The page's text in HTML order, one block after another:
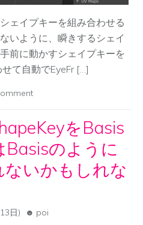
ェイプキーを組み合わせる
いように、瞬きするシェイ
前に動かすシェイプキーを
て自動でEyeFr […]
をBasis
のように
いかもしれな
日) poi